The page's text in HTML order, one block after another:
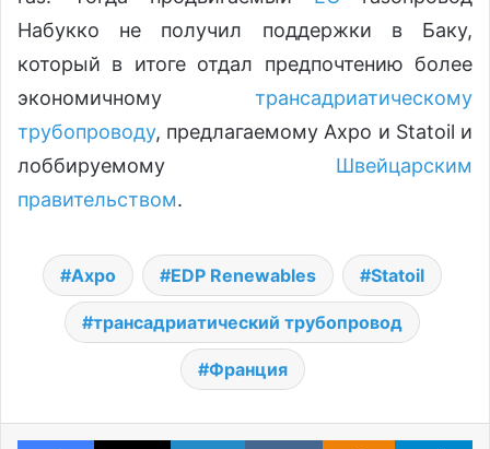
Набукко не получил поддержки в Баку,
который в итоге отдал предпочтению более
экономичному трансадриатическому
трубопроводу, предлагаемому Axpo и Statoil и
лоббируемому Швейцарским
правительством.
Axpo EDP Renewables Statoil
трансадриатический трубопровод
Франция
Facebook X LinkedIn VKontakteOdnoklassniki